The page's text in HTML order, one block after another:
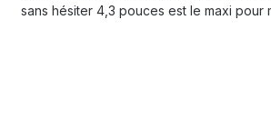
sans hésiter 4,3 pouces est le maxi pour